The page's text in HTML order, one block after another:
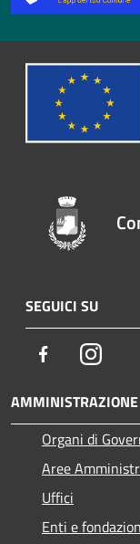
SEGUICI SU
Facebook
AMMINISTRAZIONE
Organi di
Aree
Uffici
Enti e